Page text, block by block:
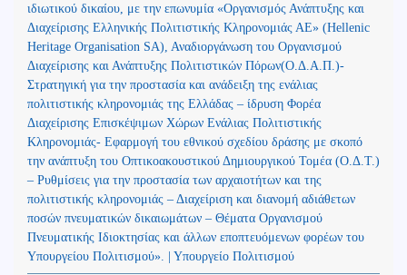
ιδιωτικού δικαίου, με την επωνυμία «Οργανισμός Ανάπτυξης και
Διαχείρισης Ελληνικής Πολιτιστικής Κληρονομιάς ΑΕ» (Hellenic
Heritage Organisation SA), Αναδιοργάνωση του Οργανισμού
Διαχείρισης και Ανάπτυξης Πολιτιστικών Πόρων(Ο.Δ.Α.Π.)-
Στρατηγική για την προστασία και ανάδειξη της ενάλιας
πολιτιστικής κληρονομιάς της Ελλάδας – ίδρυση Φορέα
Διαχείρισης Επισκέψιμων Χώρων Ενάλιας Πολιτιστικής
Κληρονομιάς- Εφαρμογή του εθνικού σχεδίου δράσης με σκοπό
την ανάπτυξη του Οπτικοακουστικού Δημιουργικού Τομέα (Ο.Δ.Τ.)
– Ρυθμίσεις για την προστασία των αρχαιοτήτων και της
πολιτιστικής κληρονομιάς – Διαχείριση και διανομή αδιάθετων
ποσών πνευματικών δικαιωμάτων – Θέματα Οργανισμού
Πνευματικής Ιδιοκτησίας και άλλων εποπτευόμενων φορέων του
Υπουργείου Πολιτισμού». | Υπουργείο Πολιτισμού